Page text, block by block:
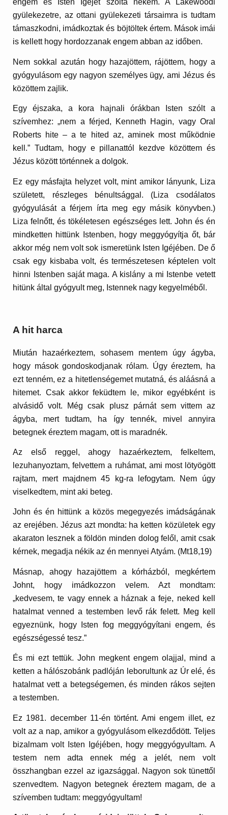
engem és Isten Igéjét szólta nekem. A Lakewoodi
gyülekezetre, az ottani gyülekezeti társaimra is tudtam
támaszkodni, imádkoztak és böjtöltek értem. Mások imái
is kellett hogy hordozzanak engem abban az időben.
Nem sokkal azután hogy hazajöttem, rájöttem, hogy a
gyógyulásom egy nagyon személyes ügy, ami Jézus és
közöttem zajlik.
Egy éjszaka, a kora hajnali órákban Isten szólt a
szívemhez: „nem a férjed, Kenneth Hagin, vagy Oral
Roberts hite – a te hited az, aminek most működnie
kell.” Tudtam, hogy e pillanattól kezdve közöttem és
Jézus között történnek a dolgok.
Ez egy másfajta helyzet volt, mint amikor lányunk, Liza
született, részleges bénultsággal. (Liza csodálatos
gyógyulását a férjem írta meg egy másik könyvben.)
Liza felnőtt, és tökéletesen egészséges lett. John és én
mindketten hittünk Istenben, hogy meggyógyítja őt, bár
akkor még nem volt sok ismeretünk Isten Igéjében. De ő
csak egy kisbaba volt, és természetesen képtelen volt
hinni Istenben saját maga. A kislány a mi Istenbe vetett
hitünk által gyógyult meg, Istennek nagy kegyelméből.
A hit harca
Miután hazaérkeztem, sohasem mentem úgy ágyba,
hogy mások gondoskodjanak rólam. Úgy éreztem, ha
ezt tenném, ez a hitetlenségemet mutatná, és aláásná a
hitemet. Csak akkor feküdtem le, mikor egyébként is
alvásidő volt. Még csak plusz párnát sem vittem az
ágyba, mert tudtam, ha így tennék, mivel annyira
betegnek éreztem magam, ott is maradnék.
Az első reggel, ahogy hazaérkeztem, felkeltem,
lezuhanyoztam, felvettem a ruhámat, ami most lötyögött
rajtam, mert majdnem 45 kg-ra lefogytam. Nem úgy
viselkedtem, mint aki beteg.
John és én hittünk a közös megegyezés imádságának
az erejében. Jézus azt mondta: ha ketten közületek egy
akaraton lesznek a földön minden dolog felől, amit csak
kérnek, megadja nékik az én mennyei Atyám. (Mt18,19)
Másnap, ahogy hazajöttem a kórházból, megkértem
Johnt, hogy imádkozzon velem. Azt mondtam:
„kedvesem, te vagy ennek a háznak a feje, neked kell
hatalmat venned a testemben levő rák felett. Meg kell
egyeznünk, hogy Isten fog meggyógyítani engem, és
egészségessé tesz.”
És mi ezt tettük. John megkent engem olajjal, mind a
ketten a hálószobánk padlóján leborultunk az Úr elé, és
hatalmat vett a betegségemen, és minden rákos sejten
a testemben.
Ez 1981. december 11-én történt. Ami engem illet, ez
volt az a nap, amikor a gyógyulásom elkezdődött. Teljes
bizalmam volt Isten Igéjében, hogy meggyógyultam. A
testem nem adta ennek még a jelét, nem volt
összhangban ezzel az igazsággal. Nagyon sok tünettől
szenvedtem. Nagyon betegnek éreztem magam, de a
szívemben tudtam: meggyógyultam!